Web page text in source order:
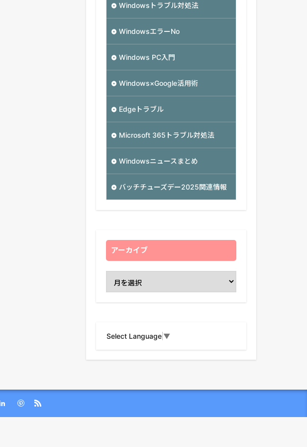
Windowsトラブル対処法
WindowsエラーNo
Windows PC入門
Windows×Google活用術
Edgeトラブル
Microsoft 365トラブル対処法
Windowsニュースまとめ
バッチチューズデー2025関連情報
アーカイブ
Select Language ▼